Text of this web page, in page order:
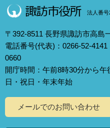
法人番号
〒392-8511 長野県諏訪市高島
電話番号(代表)：0266-52-
0660
開庁時間：午前8時30分から
日・祝日・年末年始
メールでのお問い合わせ